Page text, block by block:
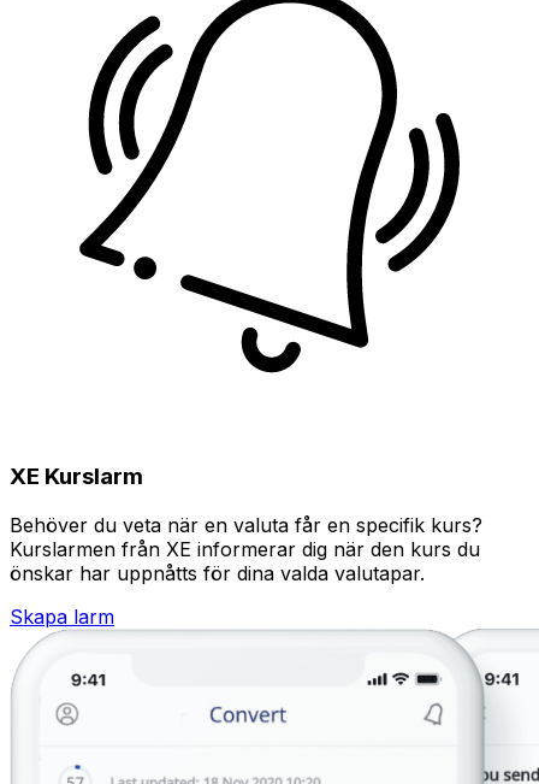
XE Kurslarm
Behöver du veta när en valuta får en specifik kurs?
Kurslarmen från XE informerar dig när den kurs du
önskar har uppnåtts för dina valda valutapar.
Skapa larm